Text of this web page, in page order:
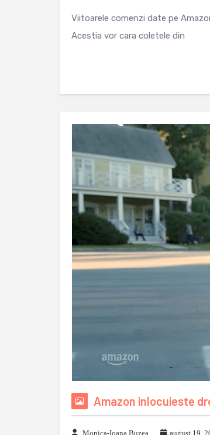
Viitoarele comenzi date pe
Acestia vor cara coletele din
Amazon inlocuieste
Monica-Ioana Buzea august 19,